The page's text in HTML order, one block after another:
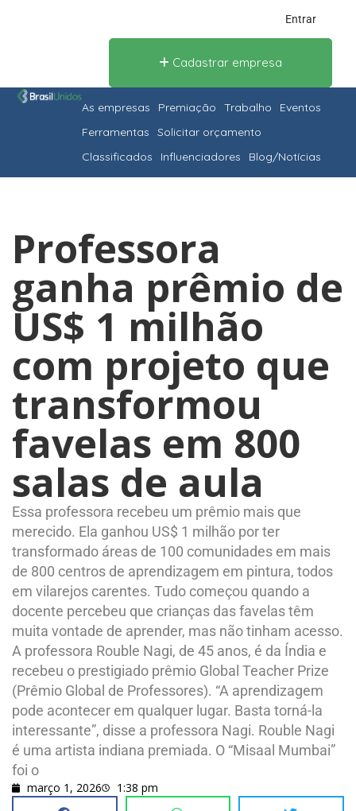
Entrar
Cadastrar empresa
As empresas Premiação Trabalho
Eventos
Ferramentas
Solicitar orçamento
Classificados
Influenciadores Blog/Notícias
Professora
ganha prêmio de
US$ 1 milhão
com projeto que
transformou
favelas em 800
salas de aula
Essa professora recebeu um prêmio mais que
merecido. Ela ganhou US$ 1 milhão por ter
transformado áreas de 100 comunidades em mais
de 800 centros de aprendizagem em pintura, todos
em vilarejos carentes. Tudo começou quando a
docente percebeu que crianças das favelas têm
muita vontade de aprender, mas não tinham acesso.
A professora Rouble Nagi, de 45 anos, é da Índia e
recebeu o prestigiado prêmio Global Teacher Prize
(Prêmio Global de Professores). “A aprendizagem
pode acontecer em qualquer lugar. Basta torná-la
interessante”, disse a professora Nagi. Rouble Nagi
é uma artista indiana premiada. O “Misaal Mumbai”
foi o
março 1, 2026 1:38 pm